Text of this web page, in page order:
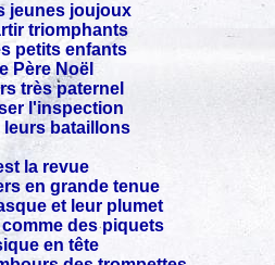
jeunes joujoux
triomphants
petits enfants
Père Noël
très paternel
l'inspection
leurs bataillons
la revue
en grande tenue
et leur plumet
des piquets
en tête